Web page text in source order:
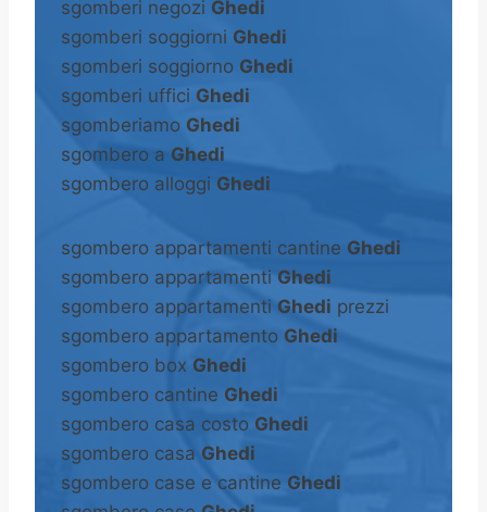
sgomberi negozi Ghedi
sgomberi soggiorni Ghedi
sgomberi soggiorno Ghedi
sgomberi uffici Ghedi
sgomberiamo Ghedi
sgombero a Ghedi
sgombero alloggi Ghedi
sgombero appartamenti cantine Ghedi
sgombero appartamenti Ghedi
sgombero appartamenti Ghedi prezzi
sgombero appartamento Ghedi
sgombero box Ghedi
sgombero cantine Ghedi
sgombero casa costo Ghedi
sgombero casa Ghedi
sgombero case e cantine Ghedi